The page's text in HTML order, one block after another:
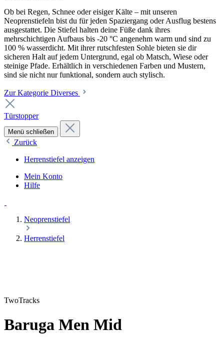
Ob bei Regen, Schnee oder eisiger Kälte – mit unseren
Neoprenstiefeln bist du für jeden Spaziergang oder Ausflug bestens
ausgestattet. Die Stiefel halten deine Füße dank ihres
mehrschichtigen Aufbaus bis -20 °C angenehm warm und sind zu
100 % wasserdicht. Mit ihrer rutschfesten Sohle bieten sie dir
sicheren Halt auf jedem Untergrund, egal ob Matsch, Wiese oder
steinige Pfade. Erhältlich in verschiedenen Farben und Mustern,
sind sie nicht nur funktional, sondern auch stylisch.
Zur Kategorie Diverses
Türstopper
Menü schließen
Zurück
Herrenstiefel anzeigen
Mein Konto
Hilfe
Neoprenstiefel
Herrenstiefel
TwoTracks
Baruga Men Mid